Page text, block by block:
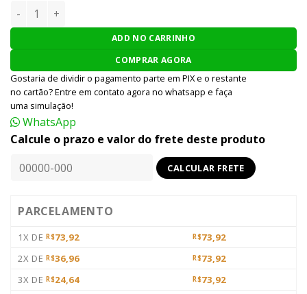
BALACLAVA AIRSOFT TACTICAL SKULL - PRETA quantidade
ADD NO CARRINHO
COMPRAR AGORA
Gostaria de dividir o pagamento parte em PIX e o restante
no cartão? Entre em contato agora no whatsapp e faça
uma simulação!
WhatsApp
Calcule o prazo e valor do frete deste produto
PARCELAMENTO
1X DE R$73,92 R$73,92
2X DE R$36,96 R$73,92
3X DE R$24,64 R$73,92